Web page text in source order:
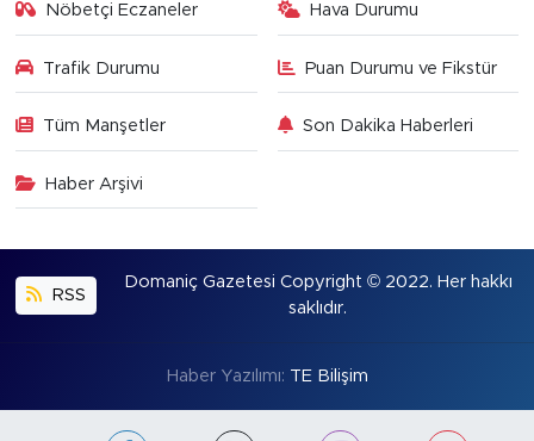
Nöbetçi Eczaneler Hava Durumu
Trafik Durumu Puan Durumu ve Fikstür
Tüm Manşetler Son Dakika Haberleri
Haber Arşivi
RSS
Domaniç Gazetesi Copyright © 2022. Her hakkı
saklıdır.
Haber Yazılımı: TE Bilişim